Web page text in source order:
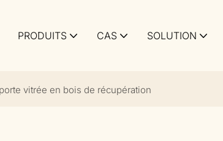
PRODUITS CAS SOLUTION
vitrée en bois de récupération